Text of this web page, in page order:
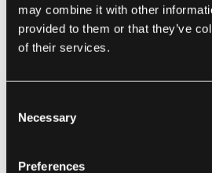
may combine it with other
provided to them or that they’ve
of their services.
Selection
Necessary
Preferences
optimalisere lagerbeholdning,
forbedre nøyaktigheten i
og kjøretøy eksternt. For
maskineri, og varsle ledere